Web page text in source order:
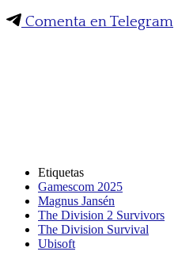
Comenta en Telegram
Etiquetas
Gamescom 2025
Magnus Jansén
The Division 2 Survivors
The Division Survival
Ubisoft